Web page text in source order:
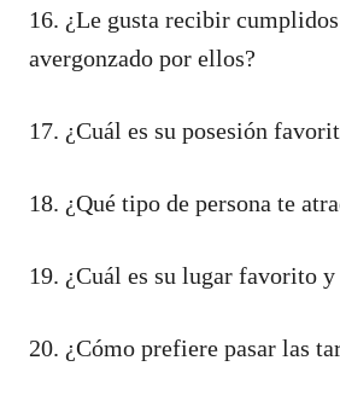
16. ¿Le gusta recibir
avergonzado por ellos?
17. ¿Cuál es su posesión
18. ¿Qué tipo de persona te
19. ¿Cuál es su lugar favorito y
20. ¿Cómo prefiere pasar las